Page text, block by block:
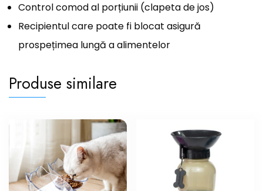
Control comod al porțiunii (clapeta de jos)
Recipientul care poate fi blocat asigură
prospețimea lungă a alimentelor
Produse similare